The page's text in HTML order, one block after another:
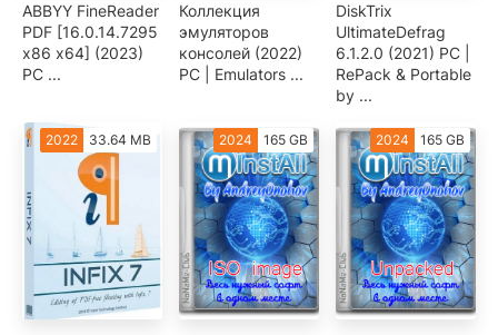
ABBYY FineReader
PDF [16.0.14.7295
x86 x64] (2023)
PC ...
Коллекция
эмуляторов
консолей (2022)
PC | Emulators ...
DiskTrix
UltimateDefrag
6.1.2.0 (2021) PC |
RePack & Portable
by ...
2022 33.64 MB 2024 165 GB 2024 165 GB